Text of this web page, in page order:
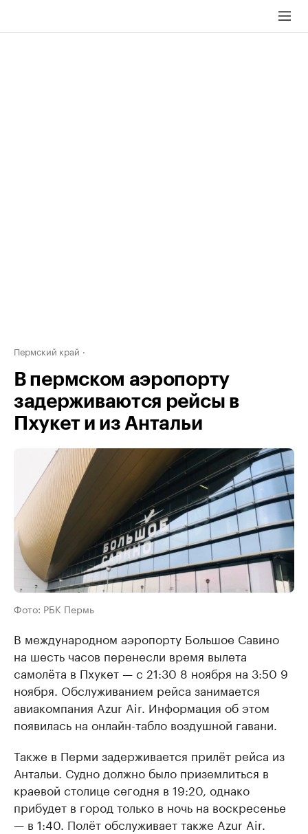
Пермский край
В пермском аэропорту
задерживаются рейсы в
Пхукет и из Антальи
Фото: РБК Пермь
В международном аэропорту Большое Савино
на шесть часов перенесли время вылета
самолёта в Пхукет — с 21:30 8 ноября на 3:50 9
ноября. Обслуживанием рейса занимается
авиакомпания Azur Air. Информация об этом
появилась на онлайн-табло воздушной гавани.
Также в Перми задерживается прилёт рейса из
Антальи. Судно должно было приземлиться в
краевой столице сегодня в 19:20, однако
прибудет в город только в ночь на воскресенье
— в 1:40. Полёт обслуживает также Azur Air.